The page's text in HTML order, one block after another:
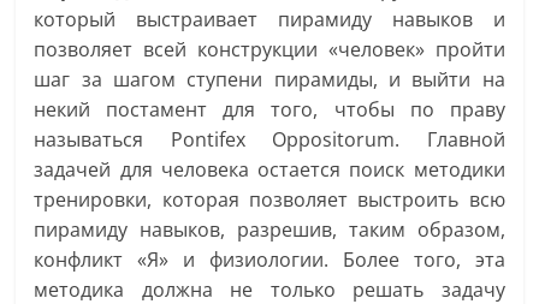
который выстраивает пирамиду навыков и
позволяет всей конструкции «человек» пройти
шаг за шагом ступени пирамиды, и выйти на
некий постамент для того, чтобы по праву
называться Pontifex Oppositorum. Главной
задачей для человека остается поиск методики
тренировки, которая позволяет выстроить всю
пирамиду навыков, разрешив, таким образом,
конфликт «Я» и физиологии. Более того, эта
методика должна не только решать задачу